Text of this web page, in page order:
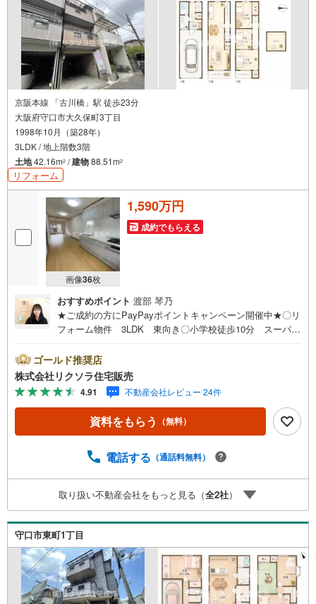
品もご提案〇仕事や収入・現在過去の借入による住宅ロー
ンへの問題解決是非ともお問合せ下さい
京阪本線 「古川橋」駅 徒歩23分
大阪府守口市大久保町3丁目
1998年10月（築28年）
3LDK / 地上階数3階
土地42.16m2 /建物88.51m2
リフォーム
画像36枚
1,590万円
成約でもらえる
おすすめポイント 渡部 琴乃
★ご成約の方にPayPayポイントキャンペーン開催中★〇リ
フォーム物件 3LDK 東向き〇小学校徒歩10分 スーパー
付き■営業時間 9:30～20:00 ■即日案内可能！※当日・翌
日のご案内はお電話でのお問合せがスムーズ■定休日 毎週
水曜日◇弊社ホームページよりLINEでのお問合せも好評！
◇不動産情報サイト未掲載物件、弊社ホームページに多数
掲載！◇学校区物件検索も充実！ご希望の学校区での物件
探しに便利！「リクソラ住宅販売」で検索！是非ご覧くだ
件もまとめてご案内可能リフォームやリノベーションの事
催中】〇お客様の条件にベストな住宅ローン商品のご提案
〇住宅ローンの金利や優遇率、審査基準などを詳しくご説
明〇住宅ローンとリフォームローンの一体型商品もご提案
〇仕事や収入・現在過去の借入による住宅ローンへの問題
解決是非ともお問合せ下さい
ゴールド推奨店
株式会社リクソラ住宅販売
4.91 不動産会社レビュー 24件
資料をもらう （無料）
電話する （通話料無料）
取り扱い不動産会社をもっと見る（全2社）
守口市東町1丁目